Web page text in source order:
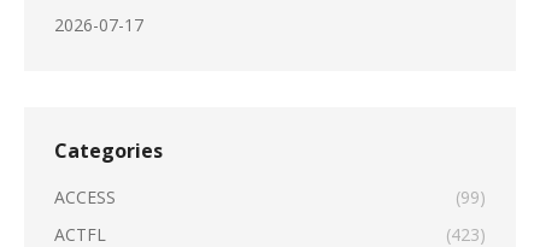
2026-07-17
Categories
ACCESS
(99)
ACTFL
(423)